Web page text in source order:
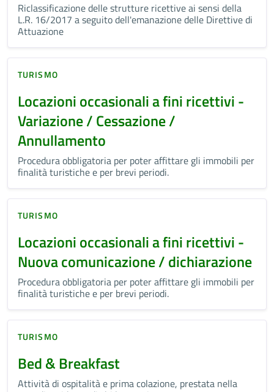
Riclassificazione delle strutture ricettive ai sensi della
L.R. 16/2017 a seguito dell'emanazione delle Direttive di
Attuazione
TURISMO
Locazioni occasionali a fini ricettivi -
Variazione / Cessazione /
Annullamento
Procedura obbligatoria per poter affittare gli immobili per
finalità turistiche e per brevi periodi.
TURISMO
Locazioni occasionali a fini ricettivi -
Nuova comunicazione / dichiarazione
Procedura obbligatoria per poter affittare gli immobili per
finalità turistiche e per brevi periodi.
TURISMO
Bed & Breakfast
Attività di ospitalità e prima colazione, prestata nella